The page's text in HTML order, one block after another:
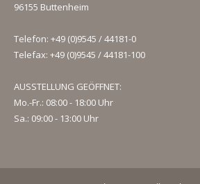
96155 Buttenheim
Telefon: +49 (0)9545 / 44181-0
Telefax: +49 (0)9545 / 44181-100
AUSSTELLUNG GEÖFFNET:
Mo.-Fr.: 08:00 - 18:00 Uhr
Sa.: 09:00 - 13:00 Uhr